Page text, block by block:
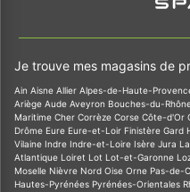
Je trouve mes magasins de
Ain Aisne Allier Alpes-de-Haute-
Ariège Aude Aveyron Bouches-du-
Maritime Cher Corrèze Corse Côte-d'Or
Drôme Eure Eure-et-Loir Finistère Gard
Vilaine Indre Indre-et-Loire Isère Jura
Atlantique Loiret Lot Lot-et-Garonne
Moselle Nièvre Nord Oise Orne Pas-de-
Hautes-Pyrénées Pyrénées-Orientales